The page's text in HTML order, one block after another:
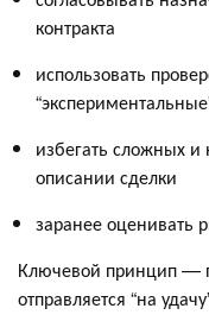
контракта
использовать
избегать сложных
описании сделки
заранее оценивать
Ключевой принцип —
отправляется “на